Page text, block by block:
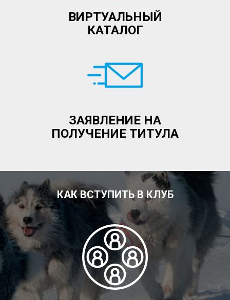
ВИРТУАЛЬНЫЙ
КАТАЛОГ
ЗАЯВЛЕНИЕ НА
ПОЛУЧЕНИЕ ТИТУЛА
КАК ВСТУПИТЬ В КЛУБ